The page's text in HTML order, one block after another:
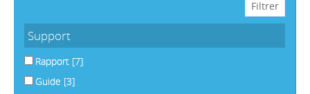
Support
Rapport [7]
Guide [3]